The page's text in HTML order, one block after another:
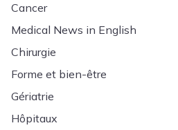
Cancer
Medical News in English
Chirurgie
Forme et bien-être
Gériatrie
Hôpitaux